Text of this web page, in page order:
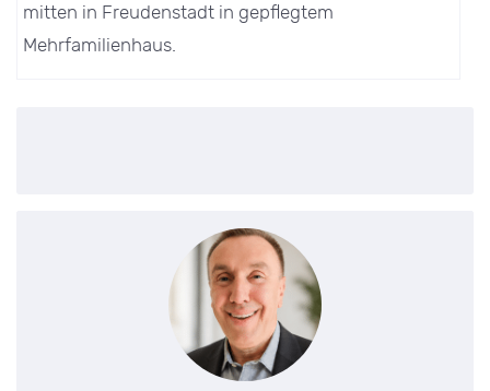
mitten in Freudenstadt in gepflegtem
Mehrfamilienhaus.